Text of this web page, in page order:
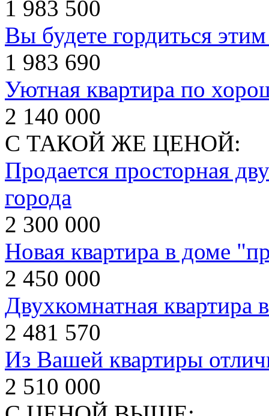
1 983 500
Вы будете гордиться
1 983 690
Уютная квартира по
2 140 000
С ТАКОЙ ЖЕ ЦЕНОЙ:
Продается просторная
города
2 300 000
Новая квартира в доме
2 450 000
Двухкомнатная квартира
2 481 570
Из Вашей квартиры
2 510 000